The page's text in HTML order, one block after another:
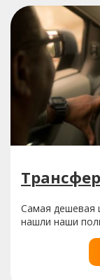
Самая дешевая
нашли наши